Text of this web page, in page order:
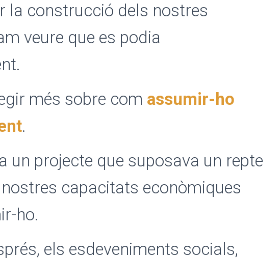
la construcció dels nostres
veure que es podia
més sobre com assumir-ho
.
un projecte que suposava un repte
capacitats econòmiques
ho.
els esdeveniments socials,